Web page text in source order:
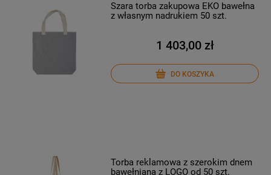
Szara torba zakupowa EKO bawełna
z własnym nadrukiem 50 szt.
1 403,00 zł
DO KOSZYKA
Torba reklamowa z szerokim dnem
bawełniana z LOGO od 50 szt.